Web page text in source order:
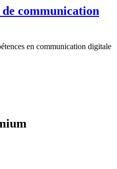
communication
en communication digitale